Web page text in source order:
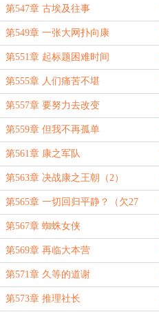
第547章 古埃及往事
第549章 一张大网扑向康
第551章 起标题困难时间
第555章 人们痛苦不堪
第557章 要努力去改变
第559章 但我不再孤单
第561章 康之军队
第563章 决战康之王朝（2）
第565章 一切回归平静？（欠27
更）
第567章 蜘蛛女侠
第569章 再临大本营
第571章 久等的道谢
第573章 推理社长